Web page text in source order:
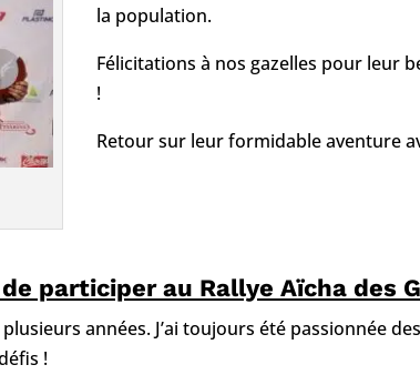
la population.
Félicitations à nos gazelles pour leur
!
Retour sur leur formidable aventure
participer au Rallye Aïcha des
années. J’ai toujours été passionnée
!